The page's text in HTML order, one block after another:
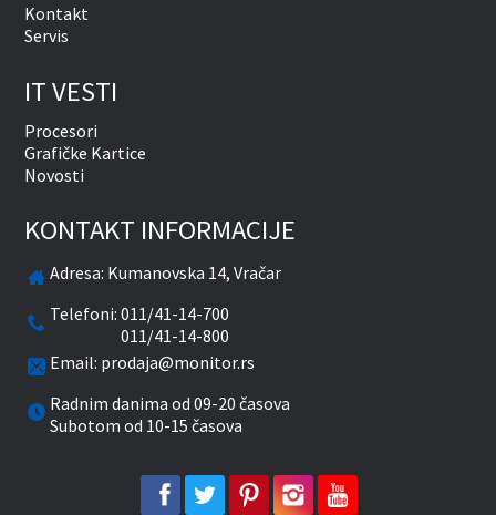
Kontakt
Servis
IT VESTI
Procesori
Grafičke Kartice
Novosti
KONTAKT INFORMACIJE
Adresa: Kumanovska 14, Vračar
Telefoni:011/41-14-700
011/41-14-800
Email: prodaja@monitor.rs
Radnim danima od 09-20 časova
Subotom od 10-15 časova
facebooktwitter pinterestinstagramyoutube